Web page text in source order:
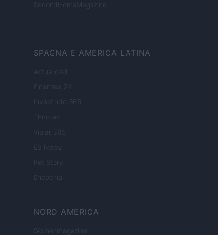
SecondHomeMagazine
SPAGNA E AMERICA LATINA
Actualidad
Finanzas 24
Investindo 365
Think.es
Viajar 365
ES Newz
Pet Story
Encocina
NORD AMERICA
Womanmagazine